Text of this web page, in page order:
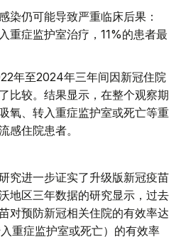
染仍可能导致严重临床后果：
重症监护室治疗，11%的患者最
年至2024年三年间因新冠住院
比较。结果显示，在整个观察期
氧、转入重症监护室或死亡等重
感住院患者。
究进一步证实了升级版新冠疫苗
地区三年数据的研究显示，过去
对预防新冠相关住院的有效率达
重症监护室或死亡）的有效率